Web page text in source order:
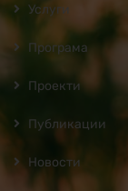
Услуги
Програмa
Проекти
Публикации
Новости